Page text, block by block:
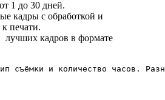
1 до 30 дней.
кадры с обработкой и
печати.
лучших кадров в формате
съёмки и количество часов.